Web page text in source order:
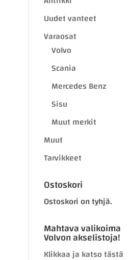
Uudet vanteet
Varaosat
Volvo
Scania
Mercedes Benz
Sisu
Muut merkit
Muut
Tarvikkeet
Ostoskori
Ostoskori on tyhjä.
Mahtava valikoima
Volvon akselistoja!
Klikkaa ja katso tästä